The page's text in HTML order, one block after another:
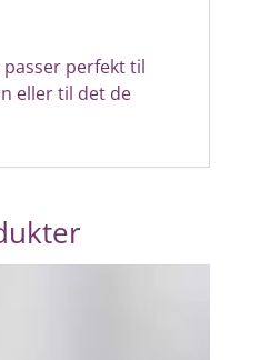
passer perfekt til
eller til det de